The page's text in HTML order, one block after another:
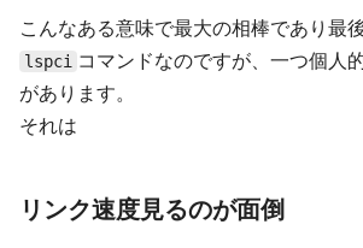
こんなある意味で最大の相棒であり最
lspci コマンドなのですが、一つ個人
があります。
それは
リンク速度見るのが面倒